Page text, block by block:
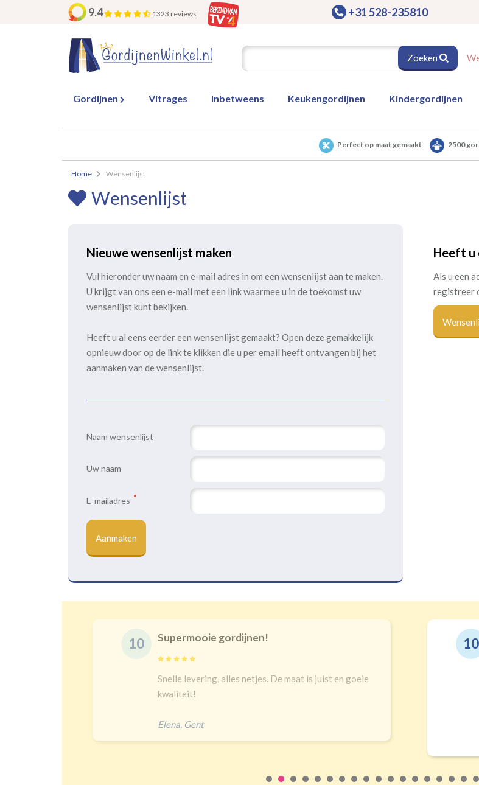
9.4 1323 reviews +31 528-235810
Zoeken
Gordijnen Vitrages Inbetweens Keukengordijnen Kindergordijnen
Perfect op maat gemaakt 2500
Home Wensenlijst
Wensenlijst
Nieuwe wensenlijst maken
Vul hieronder uw naam en e-mail adres in om een wensenlijst aan te maken.
U krijgt van ons een e-mail met een link waarmee u in de toekomst uw
wensenlijst kunt bekijken.
Heeft u al eens eerder een wensenlijst gemaakt? Open deze gemakkelijk
opnieuw door op de link te klikken die u per email heeft ontvangen bij het
aanmaken van de wensenlijst.
Naam wensenlijst
Uw naam
E-mailadres
Aanmaken
Heeft u
Als u een
registreer
10 Supermooie gordijnen!
Snelle levering, alles netjes. De maat is juist en goeie
kwaliteit!
Elena, Gent
10